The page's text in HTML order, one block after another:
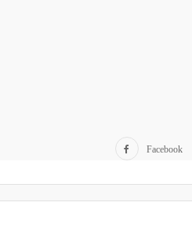
Facebook